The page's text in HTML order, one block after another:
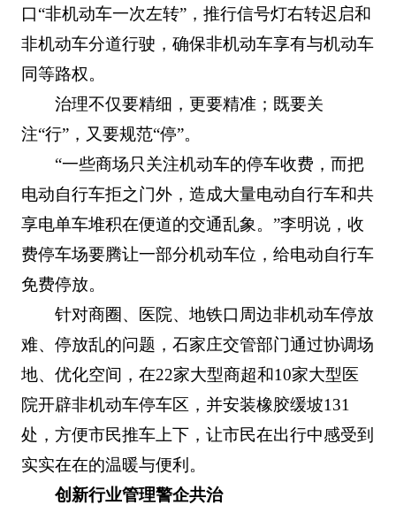
口“非机动车一次左转”，推行信号灯右转迟启和
非机动车分道行驶，确保非机动车享有与机动车
同等路权。
治理不仅要精细，更要精准；既要关
注“行”，又要规范“停”。
“一些商场只关注机动车的停车收费，而把
电动自行车拒之门外，造成大量电动自行车和共
享电单车堆积在便道的交通乱象。”李明说，收
费停车场要腾让一部分机动车位，给电动自行车
免费停放。
针对商圈、医院、地铁口周边非机动车停放
难、停放乱的问题，石家庄交管部门通过协调场
地、优化空间，在22家大型商超和10家大型医
院开辟非机动车停车区，并安装橡胶缓坡131
处，方便市民推车上下，让市民在出行中感受到
实实在在的温暖与便利。
创新行业管理警企共治